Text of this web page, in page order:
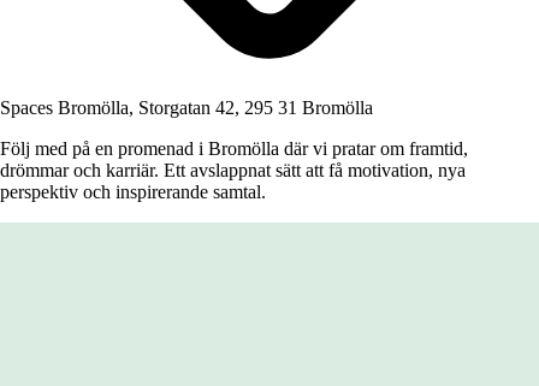
Spaces Bromölla, Storgatan 42, 295 31 Bromölla
Följ med på en promenad i Bromölla där vi pratar om framtid,
drömmar och karriär. Ett avslappnat sätt att få motivation, nya
perspektiv och inspirerande samtal.